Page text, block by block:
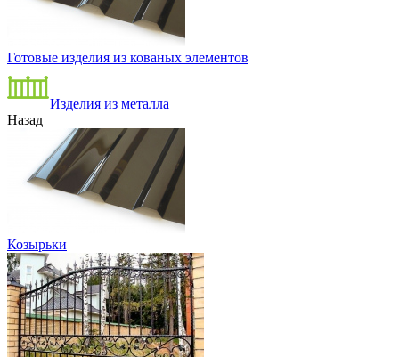
Готовые изделия из кованых элементов
Изделия из металла
Назад
Козырьки